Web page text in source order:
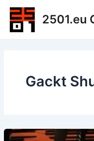
Zum
Inhalt
springen
2501.eu
Gackt